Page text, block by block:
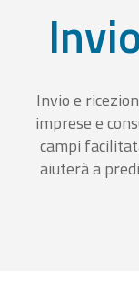
Invio e
imprese e
campi
aiuterà a